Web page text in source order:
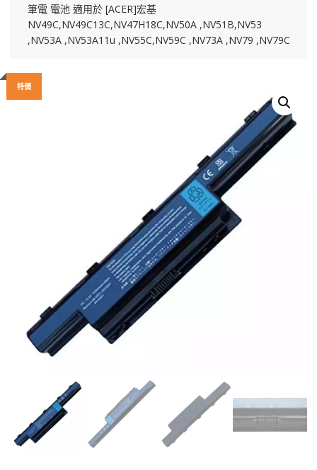
筆電 電池 適用於 [ACER]宏基
NV49C,NV49C13C,NV47H18C,NV50A ,NV51B,NV53
,NV53A ,NV53A11u ,NV55C,NV59C ,NV73A ,NV79 ,NV79C
特價